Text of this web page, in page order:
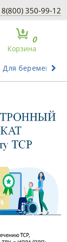
8(800) 350-99-12
Корзина
0
Для беременных